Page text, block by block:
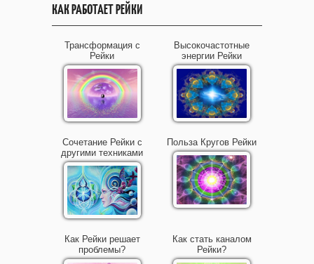
КАК РАБОТАЕТ РЕЙКИ
Трансформация с
Рейки
Высокочастотные
энергии Рейки
Сочетание Рейки с
другими техниками
Польза Кругов Рейки
Как Рейки решает
проблемы?
Как стать каналом
Рейки?